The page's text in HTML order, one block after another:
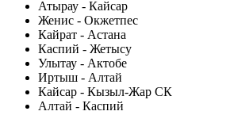
Атырау - Кайсар
Женис - Окжетпес
Кайрат - Астана
Каспий - Жетысу
Улытау - Актобе
Иртыш - Алтай
Кайсар - Кызыл-Жар СК
Алтай - Каспий